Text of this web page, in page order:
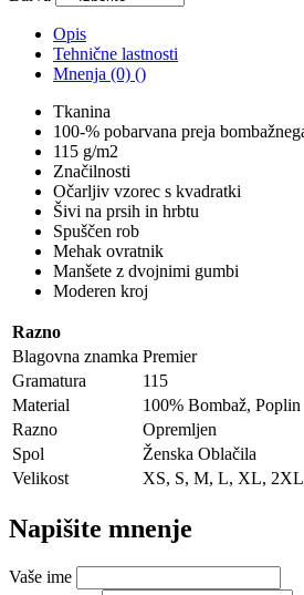
Opis
Tehnične lastnosti
Mnenja (0) ()
Tkanina
100-% pobarvana preja
115 g/m2
Značilnosti
Očarljiv vzorec s kvadratki
Šivi na prsih in hrbtu
Spuščen rob
Mehak ovratnik
Manšete z dvojnimi gumbi
Moderen kroj
Razno
Blagovna znamka Premier
Gramatura
115
Material
100% Bombaž, Poplin
Razno
Opremljen
Spol
Ženska Oblačila
Velikost
XS, S, M, L, XL,
Napišite mnenje
Vaše ime